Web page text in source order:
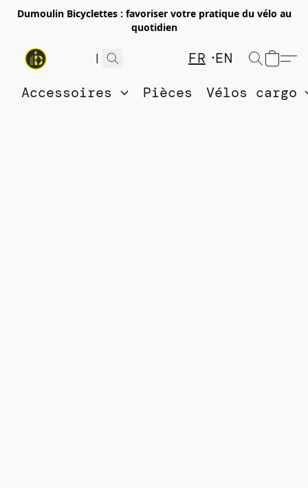
Dumoulin Bicyclettes : favoriser votre pratique du vélo au
quotidien
FR
EN
Accessoires
Pièces Vélos cargo